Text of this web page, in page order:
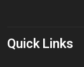
Quick Links